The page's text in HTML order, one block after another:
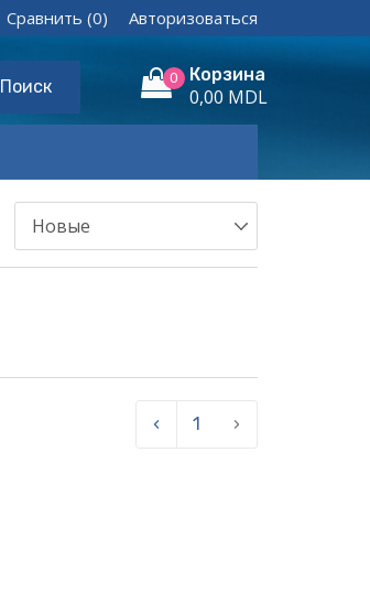
Сравнить (0) Авторизоваться
0 Корзина
0,00 MDL
Поиск
‹ 1 ›